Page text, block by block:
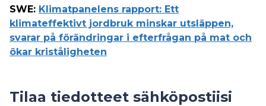
SWE: Klimatpanelens rapport: Ett
klimateffektivt jordbruk minskar utsläppen,
svarar på förändringar i efterfrågan på mat och
ökar kriståligheten
Tilaa tiedotteet sähköpostiisi